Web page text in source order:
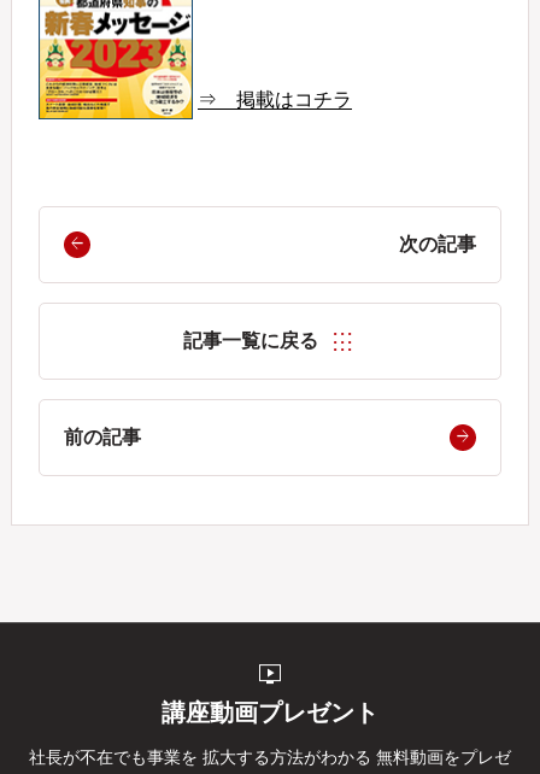
⇒ 掲載はコチラ
次の記事
記事一覧に戻る
前の記事
live_tv
講座動画プレゼント
社長が不在でも事業を 拡大する方法がわかる 無料動画をプレゼ